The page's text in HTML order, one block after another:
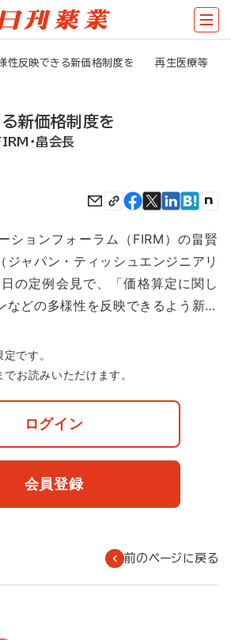
性反映できる新価格制度を 再生医療等
新価格制度を
・畠会長
ションフォーラム（FIRM）の畠賢
ジャパン・ティッシュエンジニアリ
の定例会見で、「価格算定に関し
などの多様性を反映できるよう新…
です。
お読みいただけます。
ログイン
会員登録
前のページに戻る